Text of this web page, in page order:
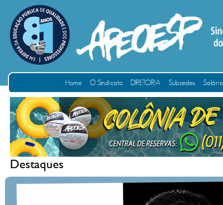
Home O Sindicato DIRETORIA Subsedes
Destaques